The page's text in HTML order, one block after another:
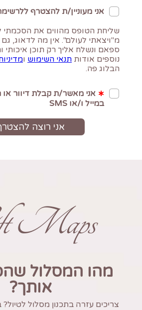
Maps
מהו המסלול
אותך?
צריכים עזרה בתכנון מסלול